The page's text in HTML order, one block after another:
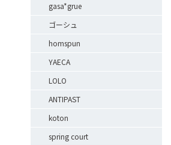
gasa*grue
ゴーシュ
homspun
YAECA
LOLO
ANTIPAST
koton
spring court